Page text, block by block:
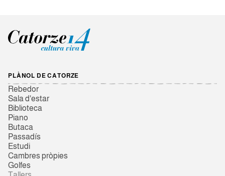
PLÀNOL DE CATORZE
Rebedor
Sala d'estar
Biblioteca
Piano
Butaca
Passadís
Estudi
Cambres pròpies
Golfes